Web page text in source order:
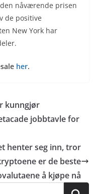
nåværende prisen
de positive
New York har
her.
kunngjør
jobbtavle for
henter seg inn, tror
er de beste
å kjøpe nå